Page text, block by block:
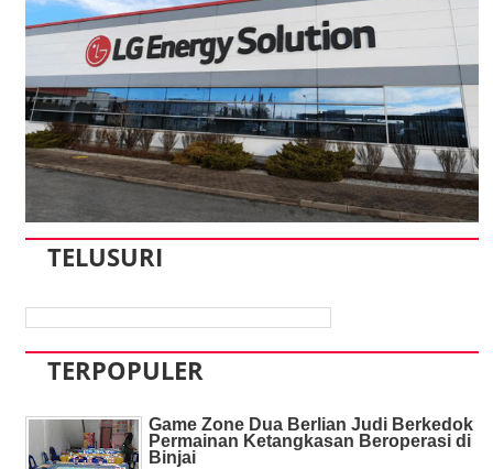
TELUSURI
TERPOPULER
Game Zone Dua Berlian Judi Berkedok
Permainan Ketangkasan Beroperasi di
Binjai